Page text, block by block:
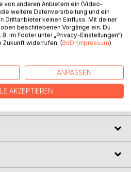
neue Orte, die wir besichtigen
Reiseerzählungen anderer
stammt aus dem Jahr
damaligen Reisebegleiterin,
von anderen Anbietern ein (Video-
weitere Datenverarbeitung und ein
Drittanbieter keinen Einfluss. Mit deiner
beschriebenen Vorgänge ein. Du
im Footer unter „Privacy-Einstellungen“)
Zukunft widerrufen. (BoD-Impressum)
ANPASSEN
AKZEPTIEREN